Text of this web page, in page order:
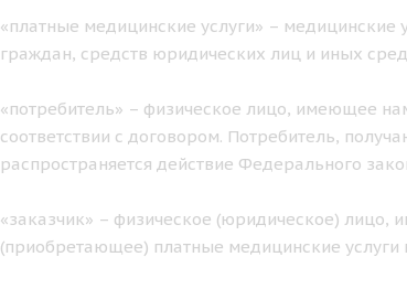
«платные медицинские услуги» – медицинские
граждан, средств юридических лиц и иных
«потребитель» – физическое лицо, имеющее
соответствии с договором. Потребитель,
распространяется действие Федерального
«заказчик» – физическое (юридическое)
(приобретающее) платные медицинские услуги